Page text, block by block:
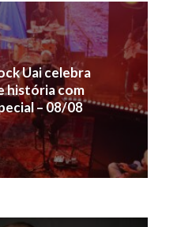
Uai celebra
história com
– 08/08